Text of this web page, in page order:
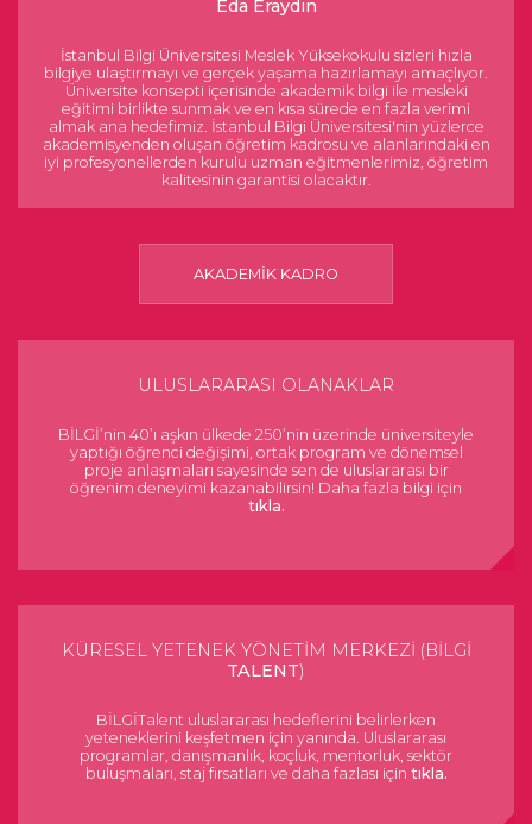
Eda Eraydın
İstanbul Bilgi Üniversitesi Meslek Yüksekokulu sizleri hızla
bilgiye ulaştırmayı ve gerçek yaşama hazırlamayı amaçlıyor.
Üniversite konsepti içerisinde akademik bilgi ile mesleki
eğitimi birlikte sunmak ve en kısa sürede en fazla verimi
almak ana hedefimiz. İstanbul Bilgi Üniversitesi'nin yüzlerce
akademisyenden oluşan öğretim kadrosu ve alanlarındaki en
iyi profesyonellerden kurulu uzman eğitmenlerimiz, öğretim
kalitesinin garantisi olacaktır.
AKADEMİK KADRO
ULUSLARARASI OLANAKLAR
BİLGİ’nin 40’ı aşkın ülkede 250’nin üzerinde üniversiteyle
yaptığı öğrenci değişimi, ortak program ve dönemsel
proje anlaşmaları sayesinde sen de uluslararası bir
öğrenim deneyimi kazanabilirsin! Daha fazla bilgi için
tıkla.
KÜRESEL YETENEK YÖNETİM MERKEZİ (BİLGİ
TALENT)
BİLGİTalent uluslararası hedeflerini belirlerken
yeteneklerini keşfetmen için yanında. Uluslararası
programlar, danışmanlık, koçluk, mentorluk, sektör
buluşmaları, staj fırsatları ve daha fazlası için tıkla.